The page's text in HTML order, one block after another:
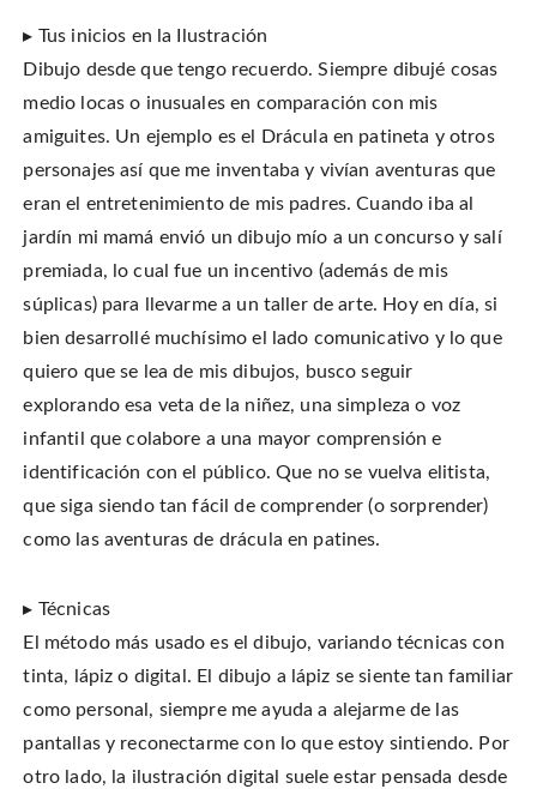
▸ Tus inicios en la Ilustración
Dibujo desde que tengo recuerdo. Siempre dibujé cosas
medio locas o inusuales en comparación con mis
amiguites. Un ejemplo es el Drácula en patineta y otros
personajes así que me inventaba y vivían aventuras que
eran el entretenimiento de mis padres. Cuando iba al
jardín mi mamá envió un dibujo mío a un concurso y salí
premiada, lo cual fue un incentivo (además de mis
súplicas) para llevarme a un taller de arte. Hoy en día, si
bien desarrollé muchísimo el lado comunicativo y lo que
quiero que se lea de mis dibujos, busco seguir
explorando esa veta de la niñez, una simpleza o voz
infantil que colabore a una mayor comprensión e
identificación con el público. Que no se vuelva elitista,
que siga siendo tan fácil de comprender (o sorprender)
como las aventuras de drácula en patines.
▸ Técnicas
El método más usado es el dibujo, variando técnicas con
tinta, lápiz o digital. El dibujo a lápiz se siente tan familiar
como personal, siempre me ayuda a alejarme de las
pantallas y reconectarme con lo que estoy sintiendo. Por
otro lado, la ilustración digital suele estar pensada desde